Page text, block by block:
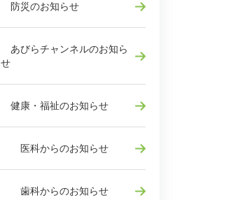
防災のお知らせ
あびらチャンネルのお知ら
せ
健康・福祉のお知らせ
医科からのお知らせ
歯科からのお知らせ